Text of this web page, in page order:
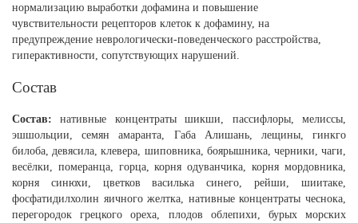
нормализацию выработки дофамина и повышение
чувствительности рецепторов клеток к дофамину, на
предупреждение неврологически-поведенческого расстройства,
гиперактивности, сопутствующих нарушений.
Состав
Состав: нативные концентраты шикши, пассифлоры, мелиссы,
эшшольции, семян амаранта, Габа Алишань, лещины, гинкго
билоба, девясила, клевера, шиповника, боярышника, черники, чаги,
весёлки, померанца, горца, корня одуванчика, корня мордовника,
корня синюхи, цветков василька синего, рейши, шиитаке,
фосфатидилхолин яичного желтка, нативные концентраты чеснока,
перегородок грецкого ореха, плодов облепихи, бурых морских